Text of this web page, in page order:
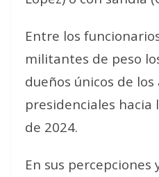
Entre los
militantes de peso
dueños únicos de los
presidenciales hacia
de 2024.
En sus percepciones